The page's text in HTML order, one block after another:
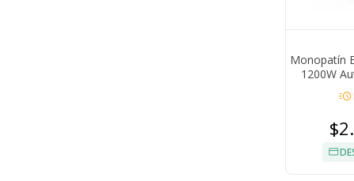
Monopatín
1200W
km/hacute